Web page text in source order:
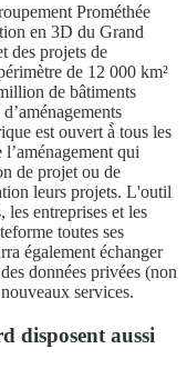
Prométhée
en 3D du Grand
des projets de
de 12 000 km²
de bâtiments
est ouvert à̀ tous les
qui
de projet ou de
leurs projets. L'outil
entreprises et les
toutes ses
également échanger
données privées (non
services.
disposent aussi